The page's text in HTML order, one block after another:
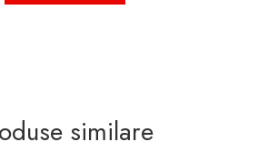
similare